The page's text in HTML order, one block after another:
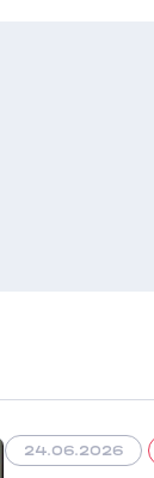
24.06.2026